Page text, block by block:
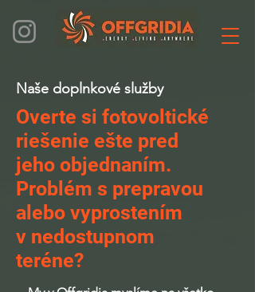
Naše doplnkové služby
Overte si fotovoltické
riešenie ešte pred
jeho objednaním.
Problém s prepravou
alebo vyprostením
v nedostupnom
teréne?